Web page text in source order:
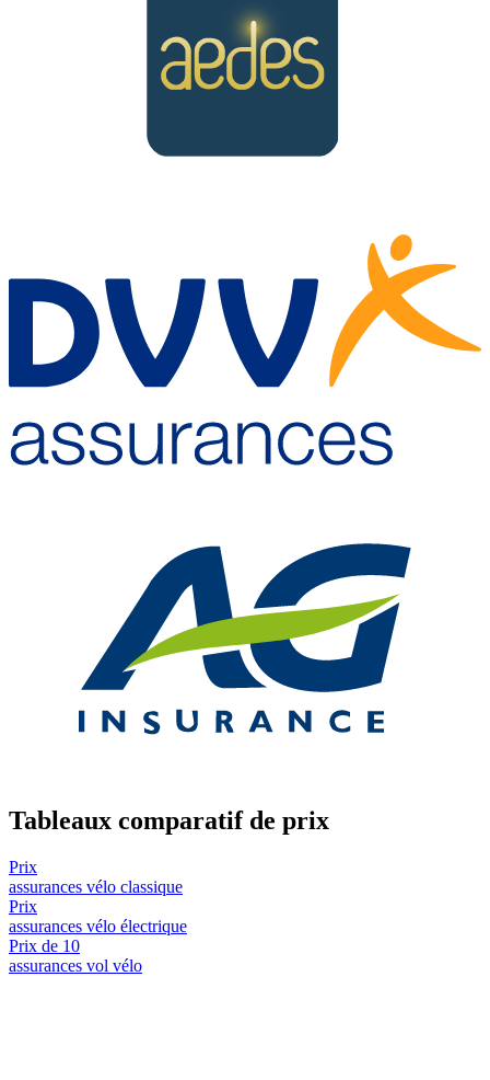
Tableaux comparatif de prix
Prix
assurances vélo classique
Prix
assurances vélo électrique
Prix de 10
assurances vol vélo